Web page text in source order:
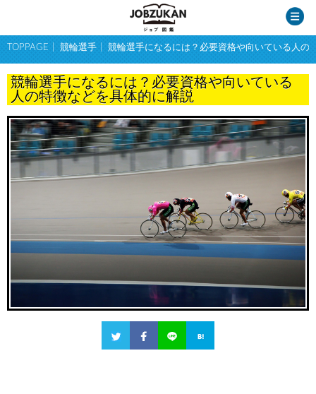
TOPPAGE 競輪選手 競輪選手になるには？必要資格や向いている人の
競輪選手になるには？必要資格や向いている
人の特徴などを具体的に解説